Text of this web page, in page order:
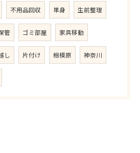
不用品回収 単身 生前整理
管 ゴミ部屋 家具移動
し 片付け 相模原 神奈川